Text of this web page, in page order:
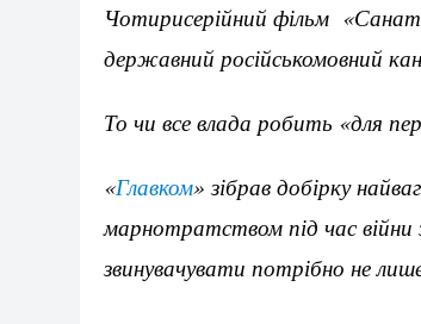
Чотирисерійний фільм
державний російськомовний
То чи все влада робить «для
«Главком» зібрав добірку
марнотратством під час
звинувачувати потрібно не